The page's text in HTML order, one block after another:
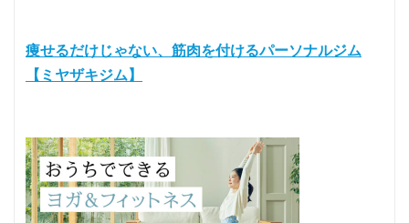
痩せるだけじゃない、筋肉を付けるパーソナルジム
【ミヤザキジム】